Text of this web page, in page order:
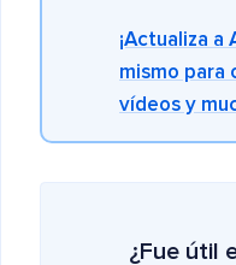
¡Actualiza a
mismo para
vídeos y
¿Fue útil